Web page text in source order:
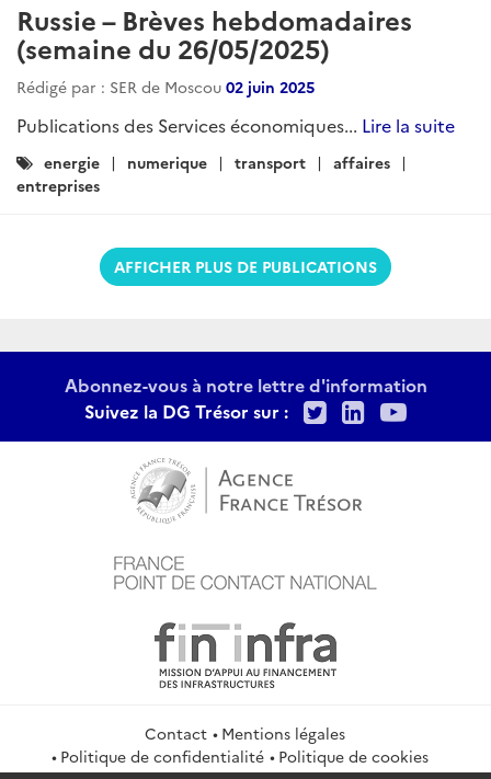
Russie – Brèves hebdomadaires
(semaine du 26/05/2025)
Rédigé par : SER de Moscou 02 juin 2025
Publications des Services économiques... Lire la suite
Catégories
:
energie numerique transport
affaires
entreprises
AFFICHER PLUS DE PUBLICATIONS
Abonnez-vous à notre lettre d'information
Suivez la DG Trésor sur :
TwitterLinkedIn
Contact
Mentions légales
Politique de confidentialité
Politique de cookies